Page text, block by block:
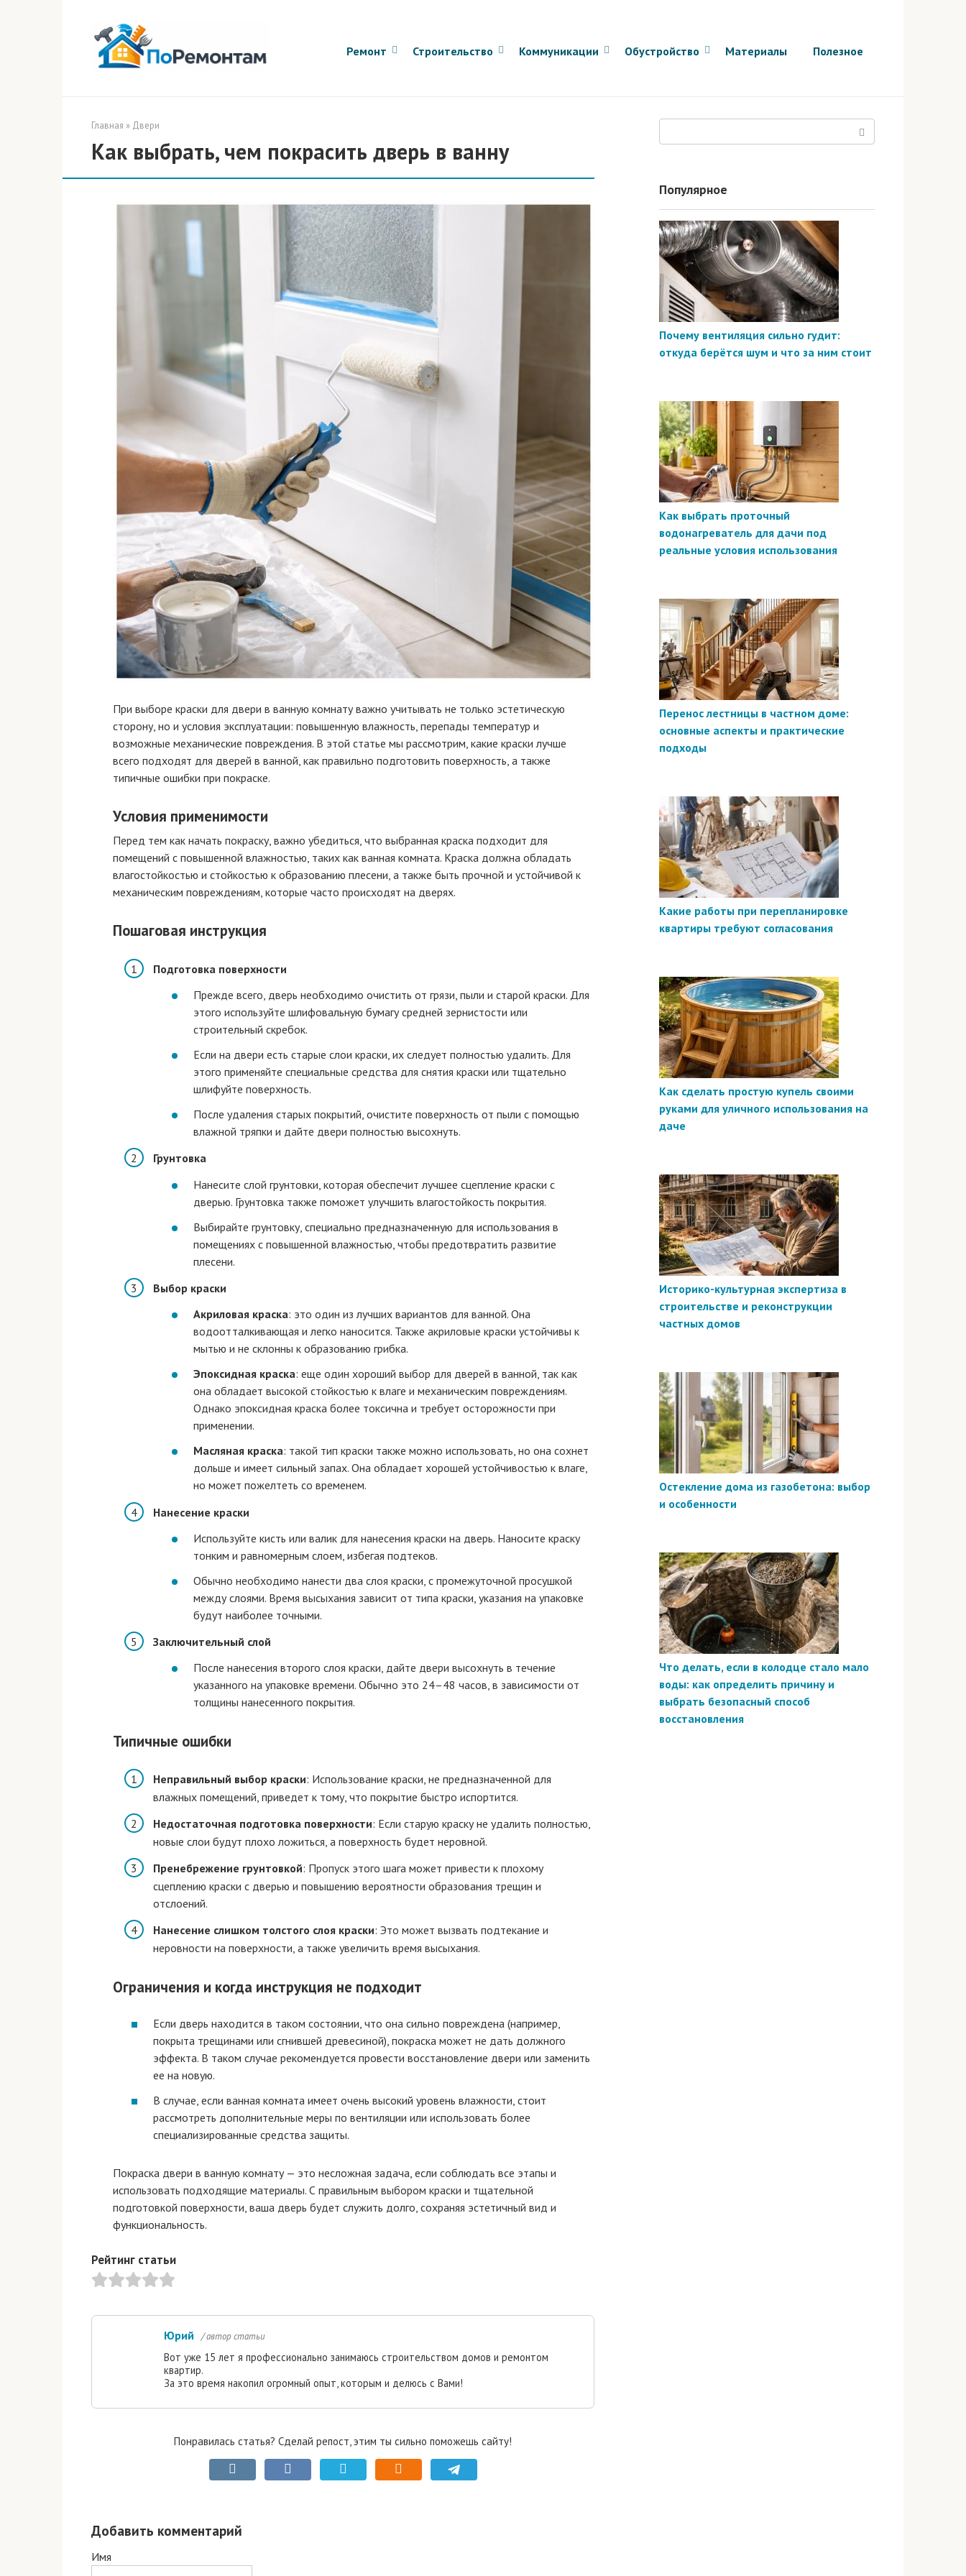
Ремонт Строительство Коммуникации Обустройство Материалы Полезное
Главная » Двери
Как выбрать, чем покрасить дверь в ванну
При выборе краски для двери в ванную комнату важно учитывать не только эстетическую
сторону, но и условия эксплуатации: повышенную влажность, перепады температур и
возможные механические повреждения. В этой статье мы рассмотрим, какие краски лучше
всего подходят для дверей в ванной, как правильно подготовить поверхность, а также
типичные ошибки при покраске.
Условия применимости
Перед тем как начать покраску, важно убедиться, что выбранная краска подходит для
помещений с повышенной влажностью, таких как ванная комната. Краска должна обладать
влагостойкостью и стойкостью к образованию плесени, а также быть прочной и устойчивой к
механическим повреждениям, которые часто происходят на дверях.
Пошаговая инструкция
Подготовка поверхности
Прежде всего, дверь необходимо очистить от грязи, пыли и старой краски. Для
этого используйте шлифовальную бумагу средней зернистости или
строительный скребок.
Если на двери есть старые слои краски, их следует полностью удалить. Для
этого применяйте специальные средства для снятия краски или тщательно
шлифуйте поверхность.
После удаления старых покрытий, очистите поверхность от пыли с помощью
влажной тряпки и дайте двери полностью высохнуть.
Грунтовка
Нанесите слой грунтовки, которая обеспечит лучшее сцепление краски с
дверью. Грунтовка также поможет улучшить влагостойкость покрытия.
Выбирайте грунтовку, специально предназначенную для использования в
помещениях с повышенной влажностью, чтобы предотвратить развитие
плесени.
Выбор краски
Акриловая краска: это один из лучших вариантов для ванной. Она
водоотталкивающая и легко наносится. Также акриловые краски устойчивы к
мытью и не склонны к образованию грибка.
Эпоксидная краска: еще один хороший выбор для дверей в ванной, так как
она обладает высокой стойкостью к влаге и механическим повреждениям.
Однако эпоксидная краска более токсична и требует осторожности при
применении.
Масляная краска: такой тип краски также можно использовать, но она сохнет
дольше и имеет сильный запах. Она обладает хорошей устойчивостью к влаге,
но может пожелтеть со временем.
Нанесение краски
Используйте кисть или валик для нанесения краски на дверь. Наносите краску
тонким и равномерным слоем, избегая подтеков.
Обычно необходимо нанести два слоя краски, с промежуточной просушкой
между слоями. Время высыхания зависит от типа краски, указания на упаковке
будут наиболее точными.
Заключительный слой
После нанесения второго слоя краски, дайте двери высохнуть в течение
указанного на упаковке времени. Обычно это 24–48 часов, в зависимости от
толщины нанесенного покрытия.
Типичные ошибки
Неправильный выбор краски: Использование краски, не предназначенной для
влажных помещений, приведет к тому, что покрытие быстро испортится.
Недостаточная подготовка поверхности: Если старую краску не удалить полностью,
новые слои будут плохо ложиться, а поверхность будет неровной.
Пренебрежение грунтовкой: Пропуск этого шага может привести к плохому
сцеплению краски с дверью и повышению вероятности образования трещин и
отслоений.
Нанесение слишком толстого слоя краски: Это может вызвать подтекание и
неровности на поверхности, а также увеличить время высыхания.
Ограничения и когда инструкция не подходит
Если дверь находится в таком состоянии, что она сильно повреждена (например,
покрыта трещинами или сгнившей древесиной), покраска может не дать должного
эффекта. В таком случае рекомендуется провести восстановление двери или заменить
ее на новую.
В случае, если ванная комната имеет очень высокий уровень влажности, стоит
рассмотреть дополнительные меры по вентиляции или использовать более
специализированные средства защиты.
Покраска двери в ванную комнату — это несложная задача, если соблюдать все этапы и
использовать подходящие материалы. С правильным выбором краски и тщательной
подготовкой поверхности, ваша дверь будет служить долго, сохраняя эстетичный вид и
функциональность.
Рейтинг статьи
Юрий / автор статьи
Вот уже 15 лет я профессионально занимаюсь строительством домов и ремонтом
квартир.
За это время накопил огромный опыт, которым и делюсь с Вами!
Понравилась статья? Сделай репост, этим ты сильно поможешь сайту!
Добавить комментарий
Имя
Популярное
Почему вентиляция сильно гудит:
откуда берётся шум и что за ним стоит
Как выбрать проточный
водонагреватель для дачи под
реальные условия использования
Перенос лестницы в частном доме:
основные аспекты и практические
подходы
Какие работы при перепланировке
квартиры требуют согласования
Как сделать простую купель своими
руками для уличного использования на
даче
Историко-культурная экспертиза в
строительстве и реконструкции
частных домов
Остекление дома из газобетона: выбор
и особенности
Что делать, если в колодце стало мало
воды: как определить причину и
выбрать безопасный способ
восстановления